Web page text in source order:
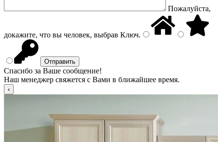
Пожалуйста,
докажите, что вы человек, выбрав Ключ.
Спасибо за Ваше сообщение!
Наш менеджер свяжется с Вами в ближайшее время.